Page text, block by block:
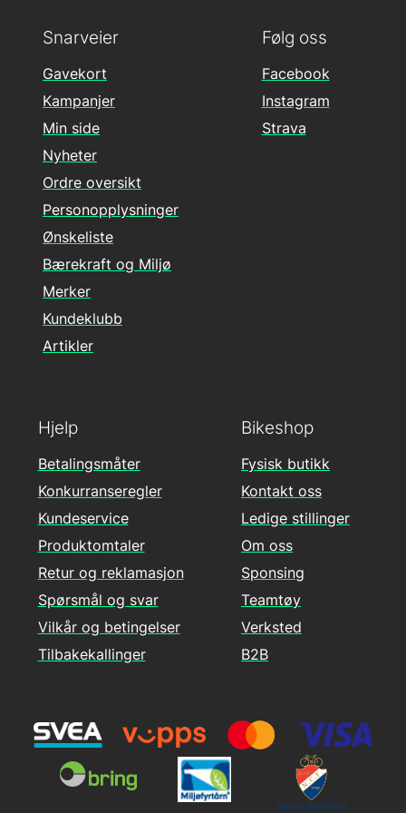
Følg oss
Facebook
Instagram
Strava
Hjelp
Betalingsmåter
Konkurranseregler
Kundeservice
Produktomtaler
Retur og reklamasjon
Spørsmål og svar
Vilkår og betingelser
Tilbakekallinger
Snarveier
Gavekort
Kampanjer
Min side
Nyheter
Ordre oversikt
Personopplysninger
Ønskeliste
Bærekraft og Miljø
Merker
Kundeklubb
Artikler
Bikeshop
Fysisk butikk
Kontakt oss
Ledige stillinger
Om oss
Sponsing
Teamtøy
Verksted
B2B